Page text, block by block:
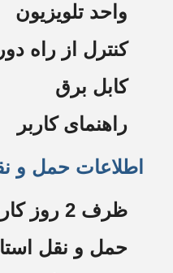
واحد تلویزیون
کنترل از راه دور
کابل برق
راهنمای کاربر
اطلاعات حمل و
ظرف 2 روز کاری ارسال می شود
حمل و نقل